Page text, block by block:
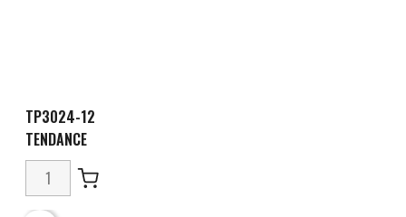
TP3024-12
TENDANCE